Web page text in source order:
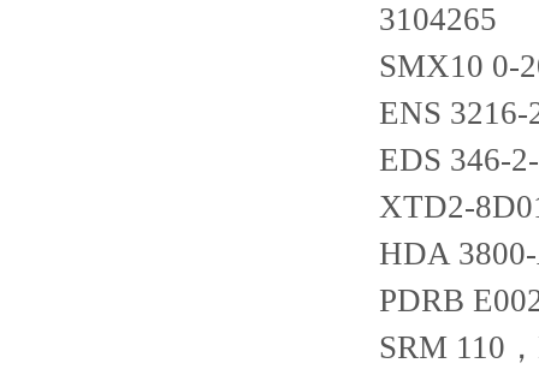
3104265
SMX10 0-
ENS
EDS 346-
XTD2-
HDA
PDRB
SRM 110